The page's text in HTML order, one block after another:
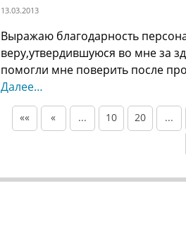
13.03.2013
Выражаю благодарность
веру,утвердившуюся во мне за
помогли мне поверить после
Далее…
«« « ... 10 20 ...